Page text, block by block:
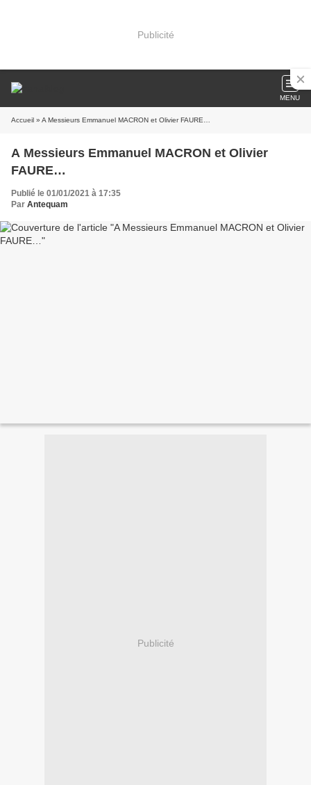
Publicité
MENU
Accueil » A Messieurs Emmanuel MACRON et Olivier FAURE…
A Messieurs Emmanuel MACRON et Olivier
FAURE…
Publié le 01/01/2021 à 17:35
Par Antequam
Publicité